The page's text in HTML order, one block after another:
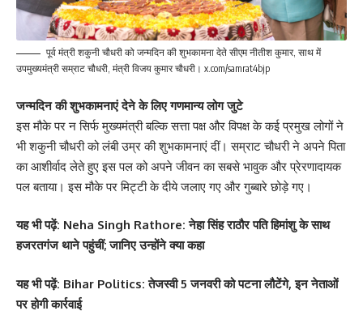
पूर्व मंत्री शकुनी चौधरी को जन्‍मदिन की शुभकामना देते सीएम नीतीश कुमार, साथ में
उपमुख्‍यमंत्री सम्राट चौधरी, मंत्री विजय कुमार चौधरी। x.com/samrat4bjp
जन्मदिन की शुभकामनाएं देने के लिए गणमान्य लोग जुटे
इस मौके पर न सिर्फ मुख्यमंत्री बल्कि सत्ता पक्ष और विपक्ष के कई प्रमुख लोगों ने
भी शकुनी चौधरी को लंबी उम्र की शुभकामनाएं दीं। सम्राट चौधरी ने अपने पिता
का आशीर्वाद लेते हुए इस पल को अपने जीवन का सबसे भावुक और प्रेरणादायक
पल बताया। इस मौके पर मिट्टी के दीये जलाए गए और गुब्बारे छोड़े गए।
यह भी पढ़ें: Neha Singh Rathore: नेहा सिंह राठौर पति हिमांशु के साथ
हजरतगंज थाने पहुंचीं; जानिए उन्होंने क्या कहा
यह भी पढ़ें: Bihar Politics: तेजस्वी 5 जनवरी को पटना लौटेंगे, इन नेताओं
पर होगी कार्रवाई